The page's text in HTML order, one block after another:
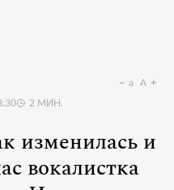
2 МИН.
a A
изменилась и
вокалистка